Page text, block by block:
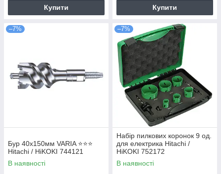
Купити Купити
–7%
Бур 40х150мм VARIA ⭐️⭐️⭐️
Hitachi / HiKOKI 744121
В наявності
–7%
Набір пилкових коронок 9 од.
для електрика Hitachi /
HiKOKI 752172
В наявності